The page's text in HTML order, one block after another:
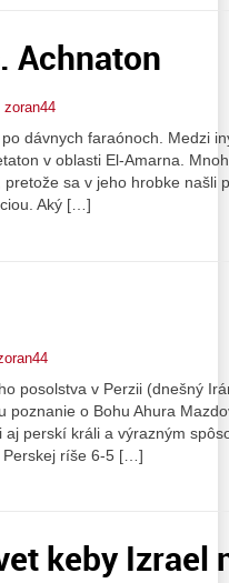
Achnaton
zoran44
dávnych faraónoch. Medzi
v oblasti El-Amarna.
sa v jeho hrobke našli
Aký […]
posolstva v Perzii (dnešný
poznanie o Bohu Ahura
perskí králi a výrazným
Perskej ríše 6-5 […]
keby Izrael